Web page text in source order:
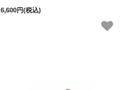
6,600円(税込)